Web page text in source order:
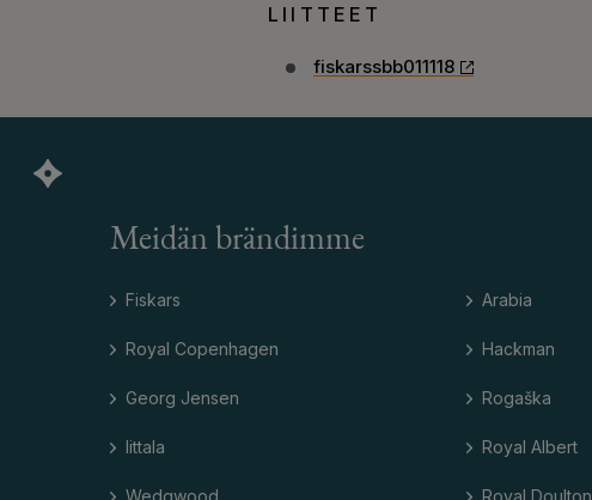
LIITTEET
fiskarssbb011118
Meidän brändimme
Fiskars
Royal Copenhagen
Georg Jensen
Iittala
Wedgwood
Arabia
Hackman
Rogaška
Royal Albert
Royal Doulton